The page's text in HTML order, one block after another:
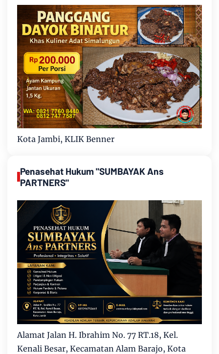
Kota Jambi, KLIK Benner
Penasehat Hukum "SUMBAYAK Ans
PARTNERS"
Alamat Jalan H. Ibrahim No. 77 RT.18, Kel.
Kenali Besar, Kecamatan Alam Barajo, Kota